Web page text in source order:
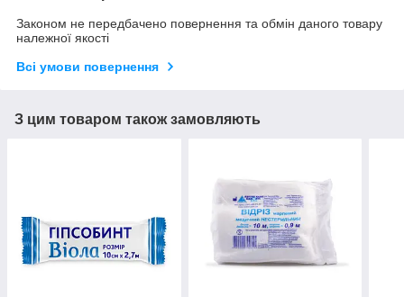
Законом не передбачено повернення та обмін даного товару
належної якості
Всі умови повернення
З цим товаром також замовляють